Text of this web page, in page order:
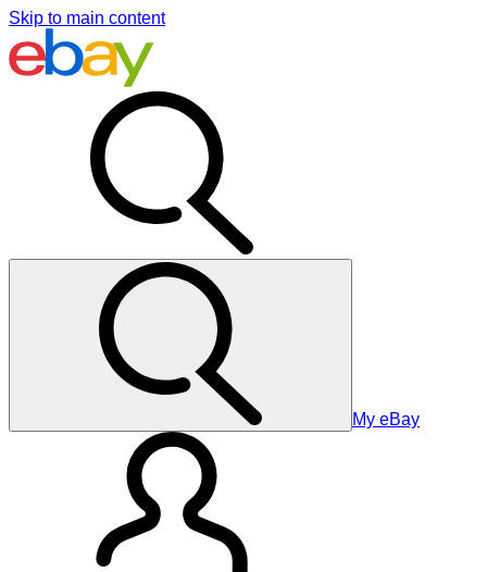
Skip to main content
My eBay